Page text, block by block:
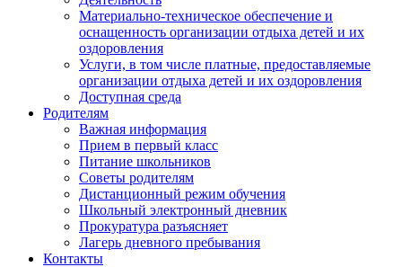
Материально-техническое обеспечение и
оснащенность организации отдыха детей и их
оздоровления
Услуги, в том числе платные, предоставляемые
организации отдыха детей и их оздоровления
Доступная среда
Родителям
Важная информация
Прием в первый класс
Питание школьников
Советы родителям
Дистанционный режим обучения
Школьный электронный дневник
Прокуратура разъясняет
Лагерь дневного пребывания
Контакты